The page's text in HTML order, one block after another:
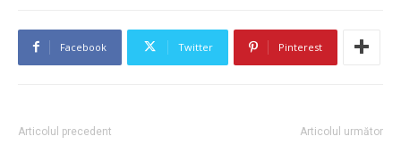
Facebook Twitter Pinterest
Articolul precedent Articolul următor